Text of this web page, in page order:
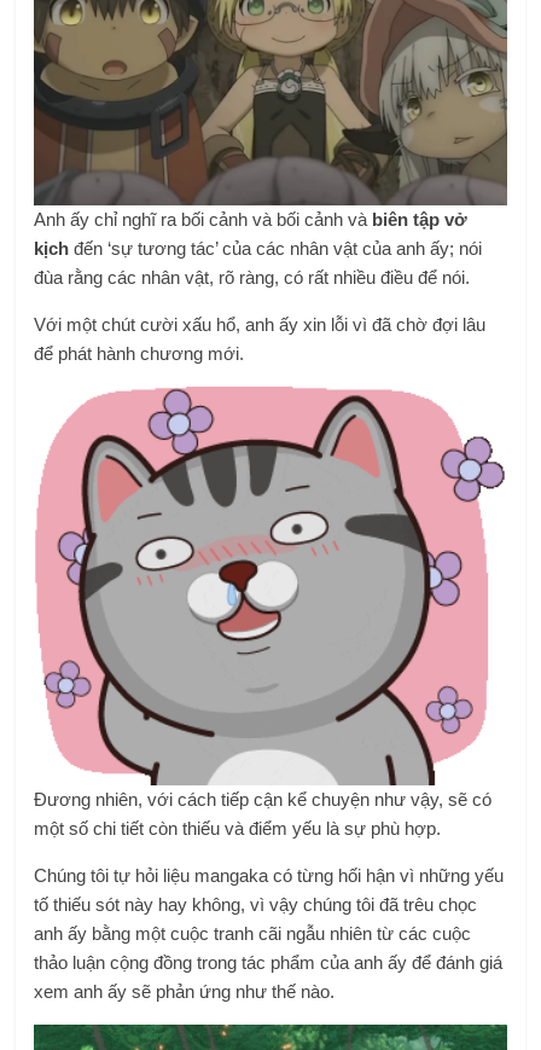
Anh ấy chỉ nghĩ ra bối cảnh và bối cảnh và biên tập vở
kịch đến ‘sự tương tác’ của các nhân vật của anh ấy; nói
đùa rằng các nhân vật, rõ ràng, có rất nhiều điều để nói.
Với một chút cười xấu hổ, anh ấy xin lỗi vì đã chờ đợi lâu
để phát hành chương mới.
Đương nhiên, với cách tiếp cận kể chuyện như vậy, sẽ có
một số chi tiết còn thiếu và điểm yếu là sự phù hợp.
Chúng tôi tự hỏi liệu mangaka có từng hối hận vì những yếu
tố thiếu sót này hay không, vì vậy chúng tôi đã trêu chọc
anh ấy bằng một cuộc tranh cãi ngẫu nhiên từ các cuộc
thảo luận cộng đồng trong tác phẩm của anh ấy để đánh giá
xem anh ấy sẽ phản ứng như thế nào.